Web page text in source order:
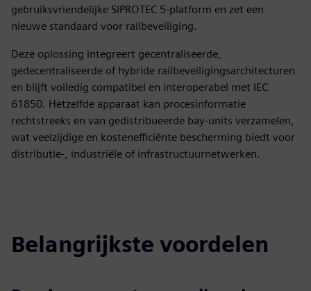
gebruiksvriendelijke SIPROTEC 5-platform en zet een
nieuwe standaard voor railbeveiliging.
Deze oplossing integreert gecentraliseerde,
gedecentraliseerde of hybride railbeveiligingsarchitecturen
en blijft volledig compatibel en interoperabel met IEC
61850. Hetzelfde apparaat kan procesinformatie
rechtstreeks en van gedistribueerde bay-units verzamelen,
wat veelzijdige en kostenefficiënte bescherming biedt voor
distributie-, industriële of infrastructuurnetwerken.
Belangrijkste voordelen